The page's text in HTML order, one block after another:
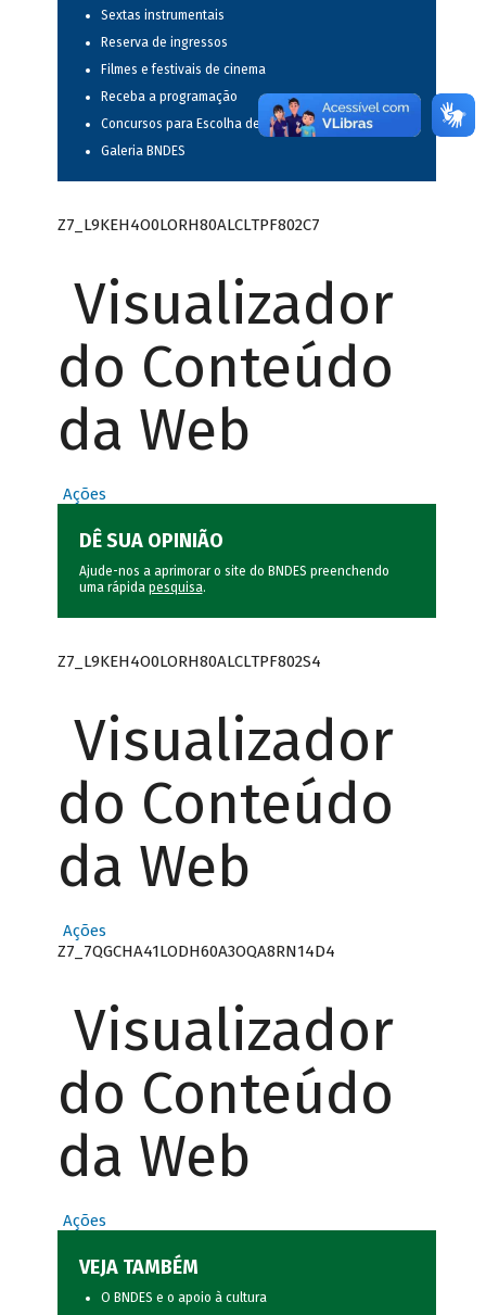
Sextas instrumentais
Reserva de ingressos
Filmes e festivais de cinema
Receba a programação
Concursos para Escolha de Espetáculos Musicais
Galeria BNDES
Z7_L9KEH4O0LORH80ALCLTPF802C7
Visualizador
do Conteúdo
da Web
Ações
DÊ SUA OPINIÃO
Ajude-nos a aprimorar o site do BNDES preenchendo
uma rápida pesquisa.
Z7_L9KEH4O0LORH80ALCLTPF802S4
Visualizador
do Conteúdo
da Web
Ações
Z7_7QGCHA41LODH60A3OQA8RN14D4
Visualizador
do Conteúdo
da Web
Ações
VEJA TAMBÉM
O BNDES e o apoio à cultura